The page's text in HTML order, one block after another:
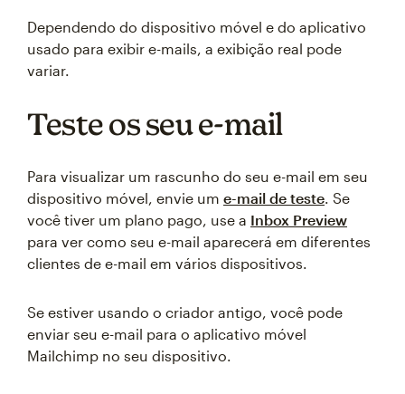
Dependendo do dispositivo móvel e do aplicativo
usado para exibir e-mails, a exibição real pode
variar.
Teste os seu e-mail
Para visualizar um rascunho do seu e-mail em seu
dispositivo móvel, envie um e-mail de teste. Se
você tiver um plano pago, use a Inbox Preview
para ver como seu e-mail aparecerá em diferentes
clientes de e-mail em vários dispositivos.
Se estiver usando o criador antigo, você pode
enviar seu e-mail para o aplicativo móvel
Mailchimp no seu dispositivo.